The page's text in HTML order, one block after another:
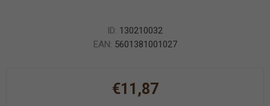
ID: 130210032
EAN: 5601381001027
€11,87